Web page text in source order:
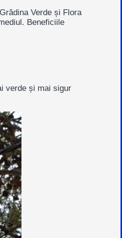
Grădina Verde și Flora
Beneficiile
verde și mai sigur